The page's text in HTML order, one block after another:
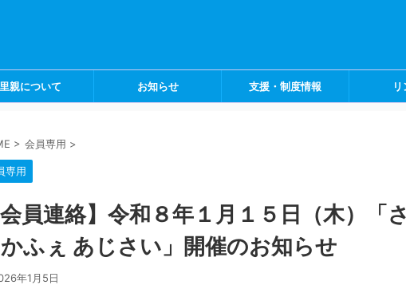
里親について お知らせ 支援・制度情報
> 会員専用 >
専用
会員連絡】令和８年１月１５日（木）「
ふぇ あじさい」開催のお知らせ
年1月5日